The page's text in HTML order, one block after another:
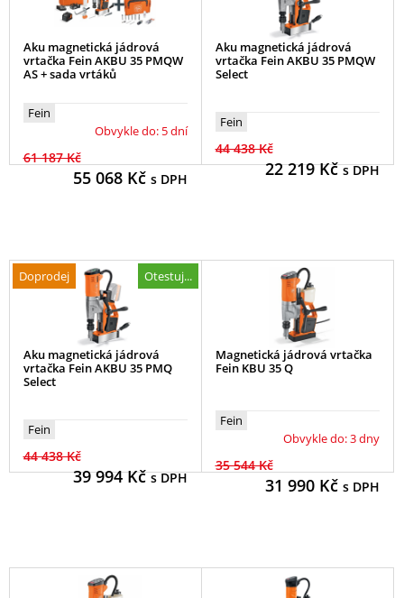
Aku magnetická jádrová
vrtačka Fein AKBU 35 PMQW
AS + sada vrtáků
Fein
Obvykle do: 5 dní
61 187 Kč
55 068Kč s DPH
Aku magnetická jádrová
vrtačka Fein AKBU 35 PMQW
Select
Fein
44 438 Kč
22 219Kčs DPH
Doprodej Otestuj...
Aku magnetická jádrová
vrtačka Fein AKBU 35 PMQ
Select
Fein
44 438 Kč
39 994Kčs DPH
Magnetická jádrová vrtačka
Fein KBU 35 Q
Fein
Obvykle do: 3 dny
35 544 Kč
31 990Kč s DPH